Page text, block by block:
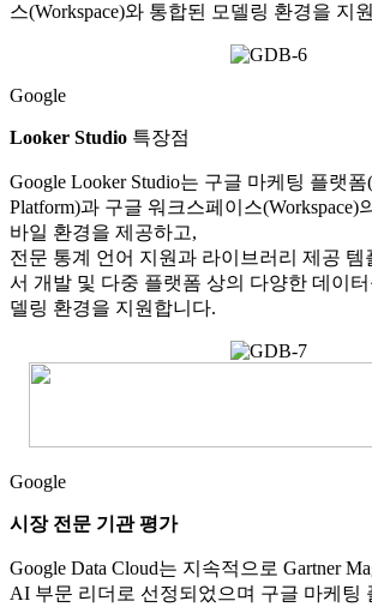
스(Workspace)와 통합된 모델링 환경을 지
Google
Looker Studio 특장점
Google Looker Studio는 구글 마케팅 플랫폼
Platform)과 구글 워크스페이스(Workspace)
바일 환경을 제공하고,
전문 통계 언어 지원과 라이브러리 제공 템
서 개발 및 다중 플랫폼 상의 다양한 데이
델링 환경을 지원합니다.
Google
시장 전문 기관 평가
Google Data Cloud는 지속적으로 Gartner
AI 부문 리더로 선정되었으며 구글 마케팅